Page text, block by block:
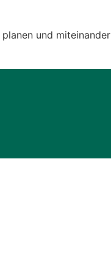
und miteinander